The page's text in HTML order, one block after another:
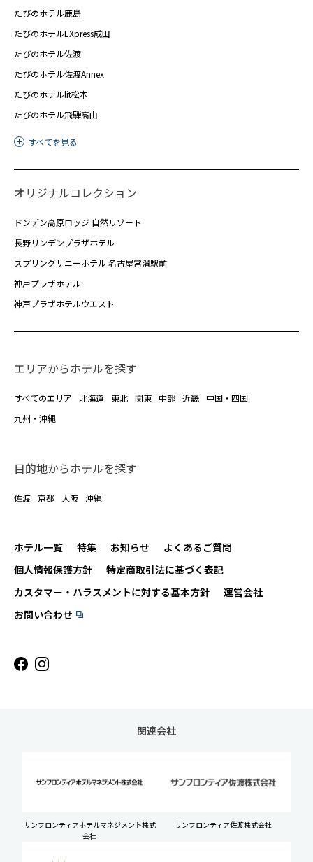
たびのホテル鹿島
たびのホテルEXpress成田
たびのホテル佐渡
たびのホテル佐渡Annex
たびのホテルlit松本
たびのホテル飛騨高山
すべてを見る
オリジナルコレクション
ドンデン高原ロッジ 自然リゾート
長野リンデンプラザホテル
スプリングサニーホテル 名古屋常滑駅前
神戸プラザホテル
神戸プラザホテルウエスト
エリアからホテルを探す
すべてのエリア 北海道 東北 関東 中部 近畿 中国・四国
九州・沖縄
目的地からホテルを探す
佐渡 京都 大阪 沖縄
ホテル一覧 特集 お知らせ
よくあるご質問
個人情報保護方針
特定商取引法に基づく表記
カスタマー・ハラスメントに対する基本方針
運営会社
お問い合わせ
関連会社
サンフロンティアホテルマネジメント株式
会社
サンフロンティア佐渡株式会社